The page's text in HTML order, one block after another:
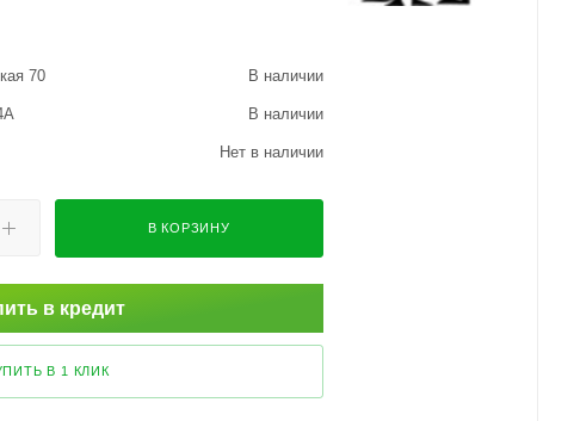
В наличии
70 В наличии
Нет в наличии
В КОРЗИНУ
в кредит
В 1 КЛИК